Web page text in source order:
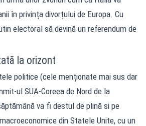
în privința divorțului de Europa. Cu
electoral să devină un referendum de
la orizont
politice (cele menționate mai sus dar
ul SUA-Coreea de Nord de la
va fi destul de plină si pe
din Statele Unite, cu un